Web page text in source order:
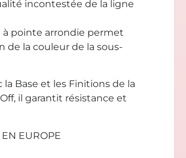
incontestée de la ligne
à pointe arrondie permet
de la couleur de la sous-
la Base et les Finitions de la
il garantit résistance et
EUROPE